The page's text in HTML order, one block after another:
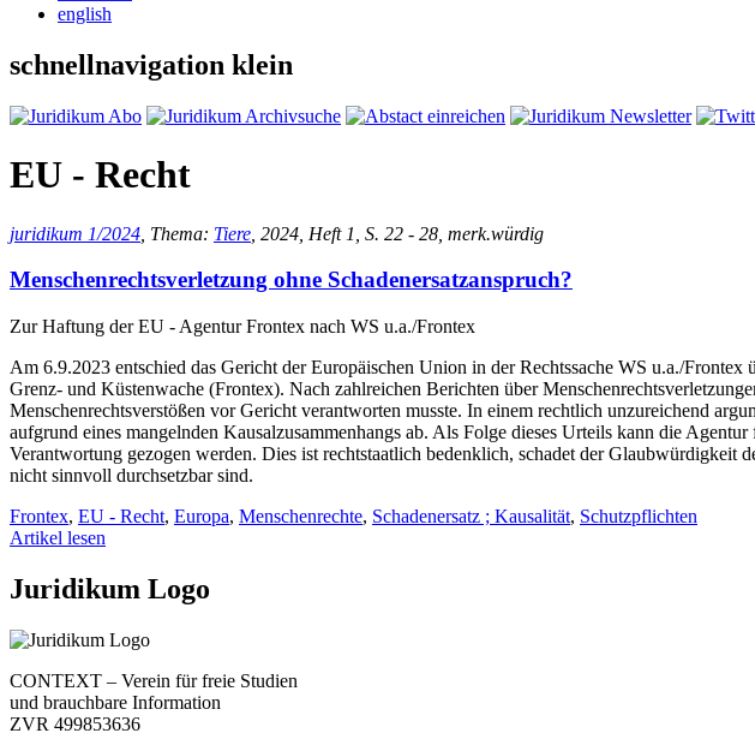
english
schnellnavigation klein
EU - Recht
juridikum 1/2024 , Thema: Tiere , 2024, Heft 1, S. 22 - 28, merk.würdig
Menschenrechtsverletzung ohne Schadenersatzanspruch?
Zur Haftung der EU - Agentur Frontex nach WS u.a./Frontex
Am 6.9.2023 entschied das Gericht der Europäischen Union in der Rechtssache WS u.a./
Grenz- und Küstenwache (Frontex). Nach zahlreichen Berichten über
Menschenrechtsverstößen vor Gericht verantworten musste. In einem rechtlich unzureichend
aufgrund eines mangelnden Kausalzusammenhangs ab. Als Folge dieses Urteils kann die
Verantwortung gezogen werden. Dies ist rechtstaatlich bedenklich, schadet der
nicht sinnvoll durchsetzbar sind.
Frontex, EU - Recht, Europa, Menschenrechte, Schadenersatz ; Kausalität, Schutzpflichten
Artikel lesen
Juridikum Logo
CONTEXT – Verein für freie Studien
und brauchbare Information
ZVR 499853636